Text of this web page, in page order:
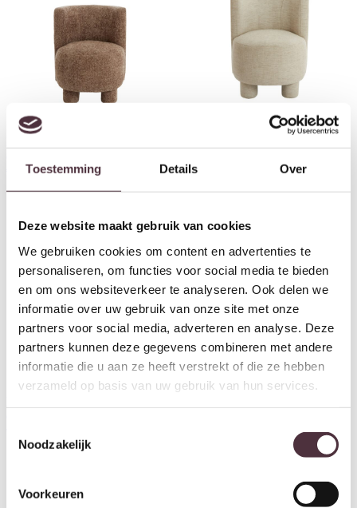
Toestemming Details Over
Deze website maakt gebruik van cookies
We gebruiken cookies om content en advertenties te
personaliseren, om functies voor social media te bieden
en om ons websiteverkeer te analyseren. Ook delen we
informatie over uw gebruik van onze site met onze
partners voor social media, adverteren en analyse. Deze
partners kunnen deze gegevens combineren met andere
informatie die u aan ze heeft verstrekt of die ze hebben
verzameld op basis van uw gebruik van hun services.
Noodzakelijk
Voorkeuren
569,80
€569,80